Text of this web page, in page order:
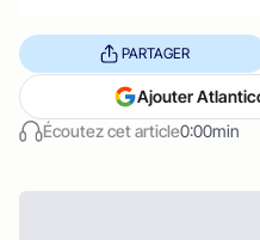
Écoutez cet article0:00min
PARTAGER
Ajouter